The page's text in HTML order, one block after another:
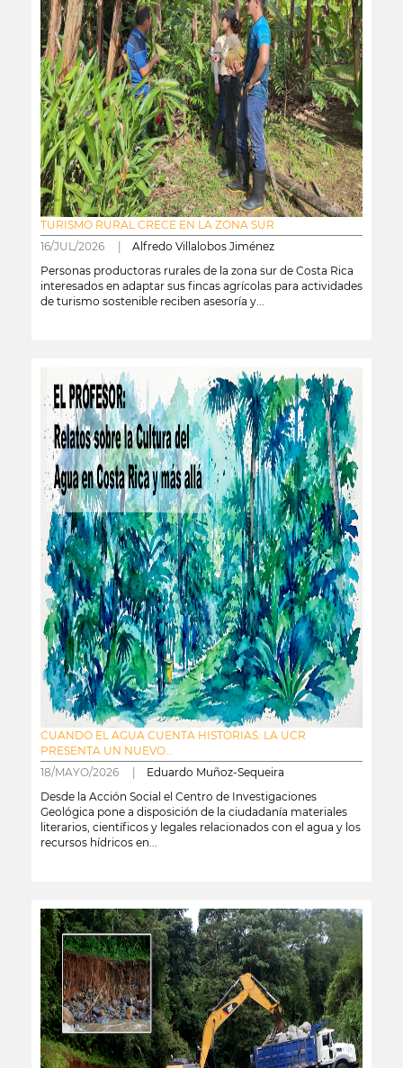
TURISMO RURAL CRECE EN LA ZONA SUR
16/JUL/2026 | Alfredo Villalobos Jiménez
Personas productoras rurales de la zona sur de Costa Rica
interesados en adaptar sus fincas agrícolas para actividades
de turismo sostenible reciben asesoría y...
CUANDO EL AGUA CUENTA HISTORIAS: LA UCR
PRESENTA UN NUEVO...
18/MAYO/2026 | Eduardo Muñoz-Sequeira
Desde la Acción Social el Centro de Investigaciones
Geológica pone a disposición de la ciudadanía materiales
literarios, científicos y legales relacionados con el agua y los
recursos hídricos en...